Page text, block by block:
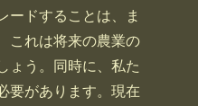
ードすることは、ま
これは将来の農業の
ょう。同時に、私た
要があります。現在